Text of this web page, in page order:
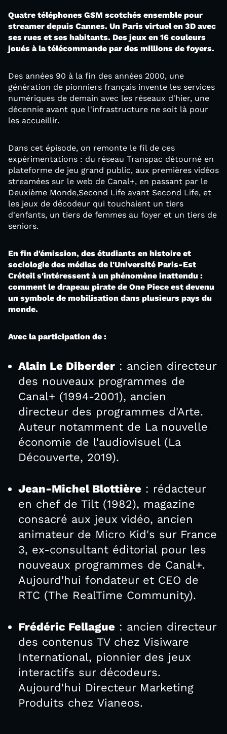
Quatre téléphones GSM scotchés ensemble pour
streamer depuis Cannes. Un Paris virtuel en 3D avec
ses rues et ses habitants. Des jeux en 16 couleurs
joués à la télécommande par des millions de foyers.
Des années 90 à la fin des années 2000, une
génération de pionniers français invente les services
numériques de demain avec les réseaux d'hier, une
décennie avant que l'infrastructure ne soit là pour
les accueillir.
Dans cet épisode, on remonte le fil de ces
expérimentations : du réseau Transpac détourné en
plateforme de jeu grand public, aux premières vidéos
streamées sur le web de Canal+, en passant par le
Deuxième Monde,Second Life avant Second Life, et
les jeux de décodeur qui touchaient un tiers
d'enfants, un tiers de femmes au foyer et un tiers de
seniors.
En fin d'émission, des étudiants en histoire et
sociologie des médias de l'Université Paris-Est
Créteil s'intéressent à un phénomène inattendu :
comment le drapeau pirate de One Piece est devenu
un symbole de mobilisation dans plusieurs pays du
monde.
Avec la participation de :
Alain Le Diberder : ancien directeur
des nouveaux programmes de
Canal+ (1994-2001), ancien
directeur des programmes d'Arte.
Auteur notamment de La nouvelle
économie de l'audiovisuel (La
Découverte, 2019).
Jean-Michel Blottière : rédacteur
en chef de Tilt (1982), magazine
consacré aux jeux vidéo, ancien
animateur de Micro Kid's sur France
3, ex-consultant éditorial pour les
nouveaux programmes de Canal+.
Aujourd'hui fondateur et CEO de
RTC (The RealTime Community).
Frédéric Fellague : ancien directeur
des contenus TV chez Visiware
International, pionnier des jeux
interactifs sur décodeurs.
Aujourd'hui Directeur Marketing
Produits chez Vianeos.